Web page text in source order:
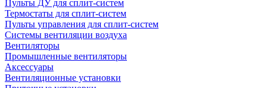
Пульты ДУ для сплит-систем
Термостаты для сплит-систем
Пульты управления для сплит-систем
Системы вентиляции воздуха
Вентиляторы
Промышленные вентиляторы
Аксессуары
Вентиляционные установки